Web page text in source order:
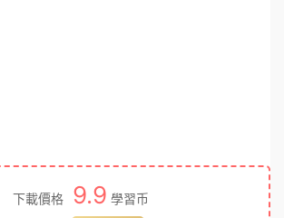
下載價格 9.9 學習币